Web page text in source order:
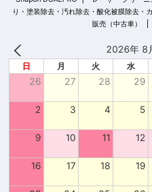
り・塗装除去・汚れ除去・酸化被膜除去・
販売（中古車）
2026年 8
日 月 火 水
26 27 28 29
2 3 4 5
9 10 11 12
16 17 18 19